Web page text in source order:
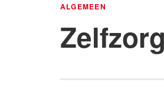
ALGEMEEN